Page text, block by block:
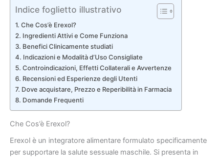
Indice foglietto illustrativo
Che Cos’è Erexol?
Ingredienti Attivi e Come Funziona
Benefici Clinicamente studiati
Indicazioni e Modalità d’Uso Consigliate
Controindicazioni, Effetti Collaterali e Avvertenze
Recensioni ed Esperienze degli Utenti
Dove acquistare, Prezzo e Reperibilità in Farmacia
Domande Frequenti
Che Cos’è Erexol?
Erexol è un integratore alimentare formulato specificamente
per supportare la salute sessuale maschile. Si presenta in